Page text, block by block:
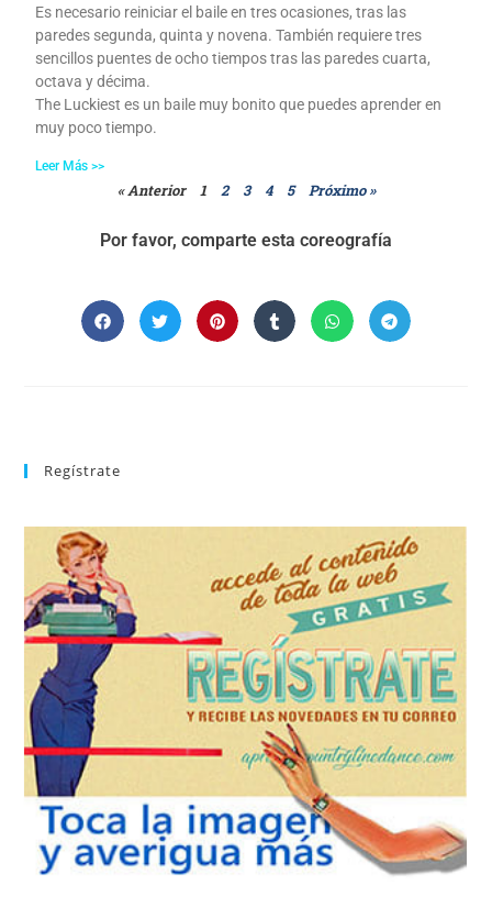
Es necesario reiniciar el baile en tres ocasiones, tras las
paredes segunda, quinta y novena. También requiere tres
sencillos puentes de ocho tiempos tras las paredes cuarta,
octava y décima.
The Luckiest es un baile muy bonito que puedes aprender en
muy poco tiempo.
Leer Más >>
« Anterior 1 2 3 4 5 Próximo »
Por favor, comparte esta coreografía
Regístrate
Tras registrarte tendrás acceso completo a la web. Puedes
consultar el directorio alfabético de vídeos tutoriales y
aprender la coreografía que más te apetezca. Recibirás en tu
correo la newsletter con las novedades tanto en el blog, como
de nuevos bailes. En cualquier momento puedes dar de baja
tu suscripción a la newsletter sin dejar de estar registrado.
REGÍSTRATE